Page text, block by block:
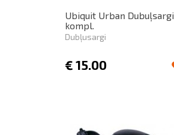
Ubiquit Urban Dubuļsargi
kompl.
Dubļusargi
€ 15.00